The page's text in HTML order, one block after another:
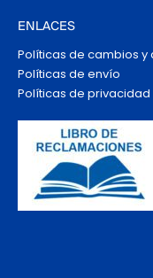
ENLACES
Políticas de cambios y
Políticas de envío
Políticas de privacidad